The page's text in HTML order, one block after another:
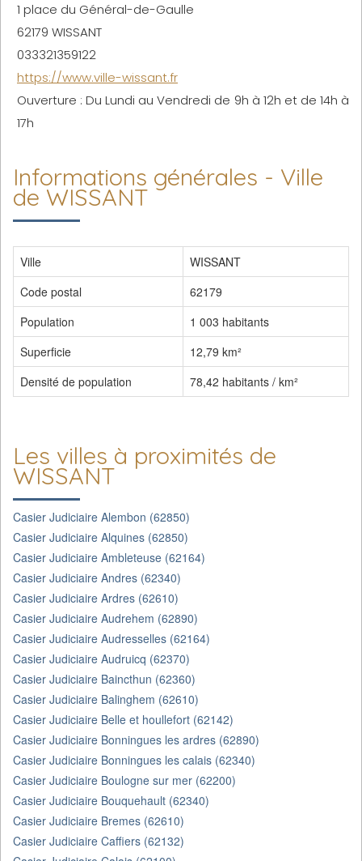
1 place du Général-de-Gaulle
62179 WISSANT
033321359122
https://www.ville-wissant.fr
Ouverture : Du Lundi au Vendredi de 9h à 12h et de 14h à
17h
Informations générales - Ville
de WISSANT
Ville
WISSANT
Code postal
62179
Population
1 003 habitants
Superficie
12,79 km²
Densité de population
78,42 habitants / km²
Les villes à proximités de
WISSANT
Casier Judiciaire Alembon (62850)
Casier Judiciaire Alquines (62850)
Casier Judiciaire Ambleteuse (62164)
Casier Judiciaire Andres (62340)
Casier Judiciaire Ardres (62610)
Casier Judiciaire Audrehem (62890)
Casier Judiciaire Audresselles (62164)
Casier Judiciaire Audruicq (62370)
Casier Judiciaire Baincthun (62360)
Casier Judiciaire Balinghem (62610)
Casier Judiciaire Belle et houllefort (62142)
Casier Judiciaire Bonningues les ardres (62890)
Casier Judiciaire Bonningues les calais (62340)
Casier Judiciaire Boulogne sur mer (62200)
Casier Judiciaire Bouquehault (62340)
Casier Judiciaire Bremes (62610)
Casier Judiciaire Caffiers (62132)